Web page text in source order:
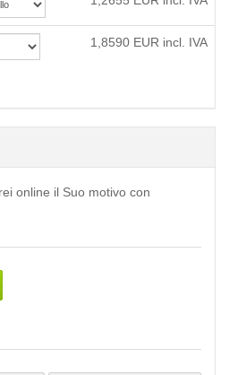
1,8590 EUR incl. IVA
online il Suo motivo con